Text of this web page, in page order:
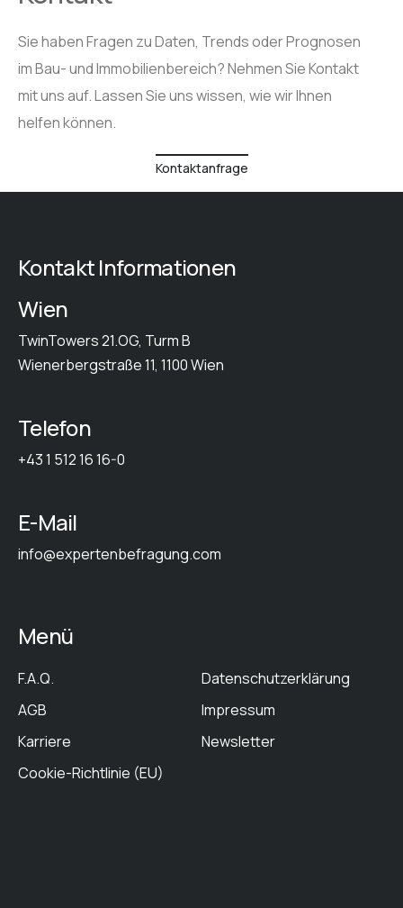
Sie haben Fragen zu Daten, Trends oder Prognosen
im Bau- und Immobilienbereich? Nehmen Sie Kontakt
mit uns auf. Lassen Sie uns wissen, wie wir Ihnen
helfen können.
Kontaktanfrage
Kontakt Informationen
Wien
TwinTowers 21.OG, Turm B
Wienerbergstraße 11, 1100 Wien
Telefon
+43 1 512 16 16-0
E-Mail
info@expertenbefragung.com
Menü
F.A.Q.
Datenschutzerklärung
AGB
Impressum
Karriere
Newsletter
Cookie-Richtlinie (EU)